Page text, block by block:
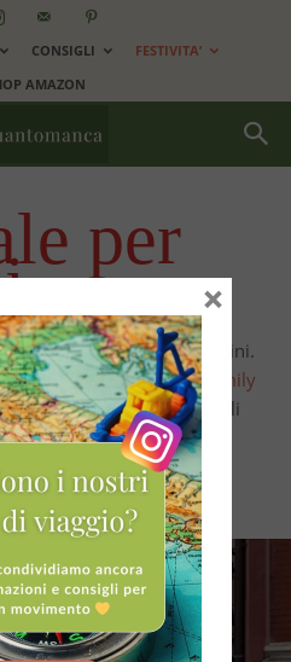
CONSIGLI
FESTIVITA’
AMAZON
per
il carnevale con i bambini.
all´estero, leofferte dei family
delle maschere tradizionali
sulla festa più amata dai
×